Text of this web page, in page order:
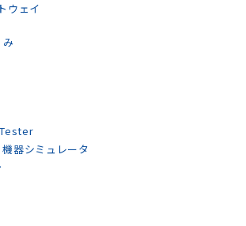
ウェイ
み
器シミュレータ